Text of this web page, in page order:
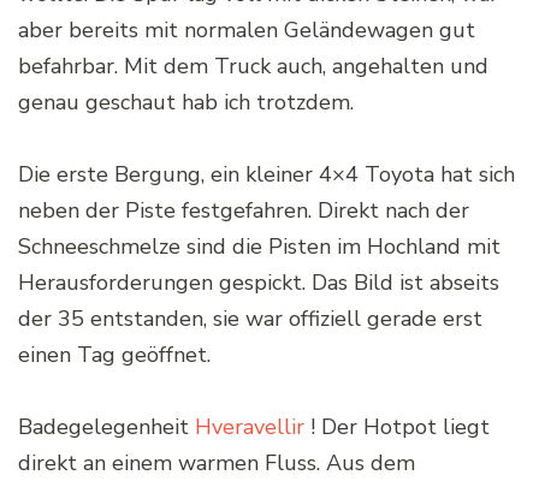
aber bereits mit normalen Geländewagen gut
befahrbar. Mit dem Truck auch, angehalten und
genau geschaut hab ich trotzdem.
Die erste Bergung, ein kleiner 4×4 Toyota hat sich
neben der Piste festgefahren. Direkt nach der
Schneeschmelze sind die Pisten im Hochland mit
Herausforderungen gespickt. Das Bild ist abseits
der 35 entstanden, sie war offiziell gerade erst
einen Tag geöffnet.
Badegelegenheit Hveravellir ! Der Hotpot liegt
direkt an einem warmen Fluss. Aus dem